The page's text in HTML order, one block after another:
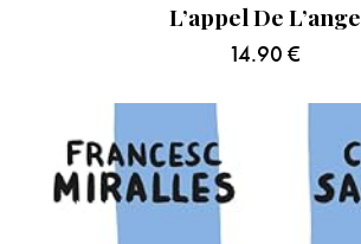
L’appel De L’ange
14.90 €